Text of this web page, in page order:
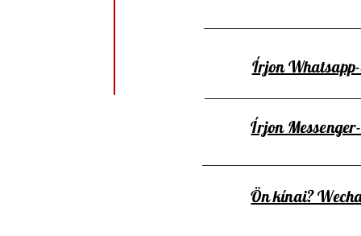
Írjon
Írjon
Ön kínai?